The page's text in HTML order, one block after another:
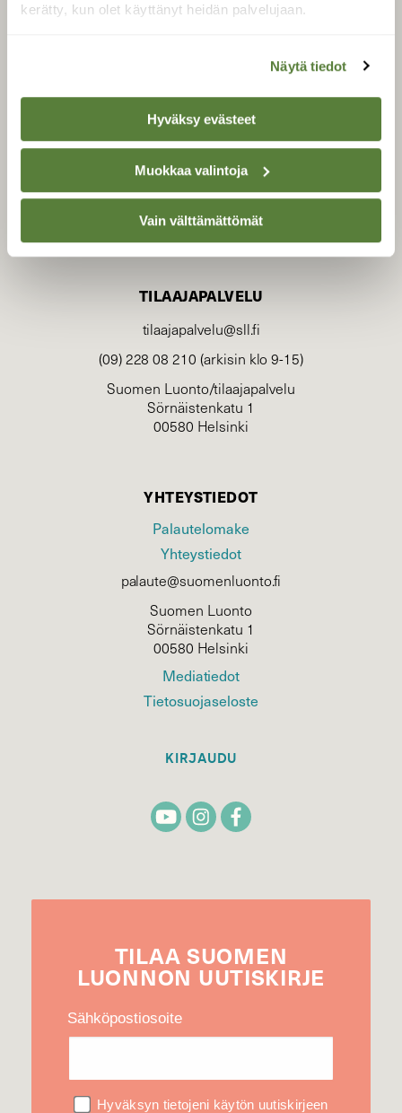
kerätty, kun olet käyttänyt heidän palvelujaan.
Näytä tiedot
Hyväksy evästeet
Muokkaa valintoja
Vain välttämättömät
Suomen Luonto -lehden
luonnonsuojelu­liitto.
TILAAJAPALVELU
tilaajapalvelu@sll.fi
(09) 228 08 210 (arkisin klo 9-15)
Suomen Luonto/tilaajapalvelu
Sörnäistenkatu 1
00580 Helsinki
YHTEYSTIEDOT
Palautelomake
Yhteystiedot
palaute@suomenluonto.fi
Suomen Luonto
Sörnäistenkatu 1
00580 Helsinki
Mediatiedot
Tietosuojaseloste
KIRJAUDU
TILAA SUOMEN
LUONNON UUTIS­KIRJE
Sähköpostiosoite
Hyväksyn tietojeni käytön uutiskirjeen